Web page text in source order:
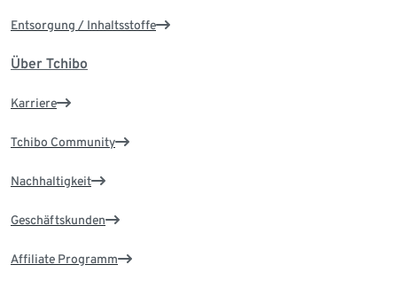
Entsorgung / Inhaltsstoffe
Über Tchibo
Karriere
Tchibo Community
Nachhaltigkeit
Geschäftskunden
Affiliate Programm